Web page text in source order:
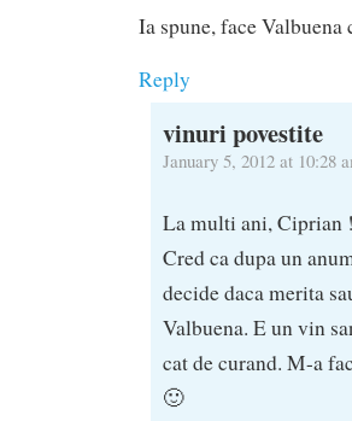
Ia spune, face Valbuena
Reply
vinuri povestite
January 5, 2012 at 10:28
La multi ani, Ciprian !
Cred ca dupa un
decide daca merita
Valbuena. E un vin
cat de curand. M-a
🙂